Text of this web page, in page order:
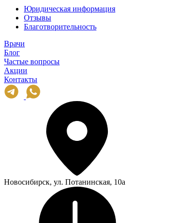
Юридическая информация
Отзывы
Благотворительность
Врачи
Блог
Частые вопросы
Акции
Контакты
Новосибирск, ул. Потанинская, 10а